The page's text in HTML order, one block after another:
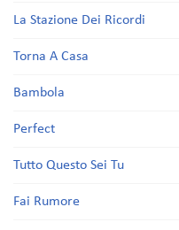
La Stazione Dei Ricordi
Torna A Casa
Bambola
Perfect
Tutto Questo Sei Tu
Fai Rumore